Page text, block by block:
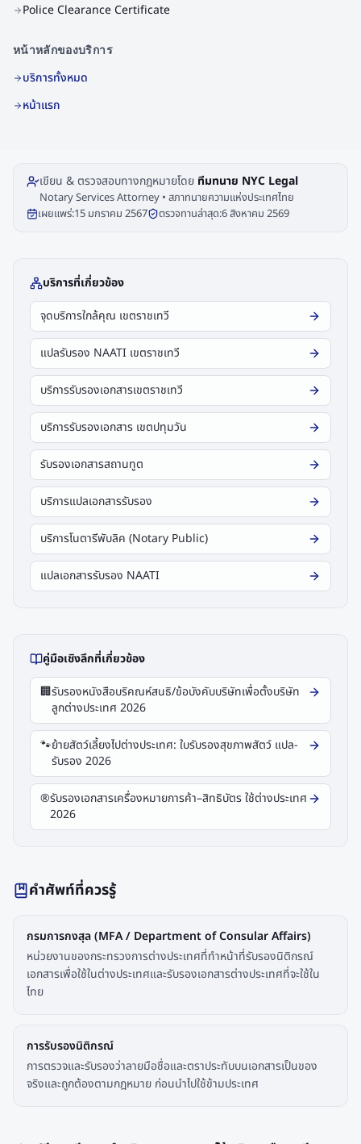
Police Clearance Certificate
หน้าหลักของบริการ
บริการทั้งหมด
หน้าแรก
เขียน & ตรวจสอบทางกฎหมายโดย ทีมทนาย NYC Legal
Notary Services Attorney • สภาทนายความแห่งประเทศไทย
เผยแพร่:15 มกราคม 2567 ตรวจทานล่าสุด:6 สิงหาคม 2569
บริการที่เกี่ยวข้อง
จุดบริการใกล้คุณ เขตราชเทวี
แปลรับรอง NAATI เขตราชเทวี
บริการรับรองเอกสารเขตราชเทวี
บริการรับรองเอกสาร เขตปทุมวัน
รับรองเอกสารสถานทูต
บริการแปลเอกสารรับรอง
บริการโนตารีพับลิค (Notary Public)
แปลเอกสารรับรอง NAATI
คู่มือเชิงลึกที่เกี่ยวข้อง
🏢รับรองหนังสือบริคณห์สนธิ/ข้อบังคับบริษัทเพื่อตั้งบริษัท
ลูกต่างประเทศ 2026
🐾ย้ายสัตว์เลี้ยงไปต่างประเทศ: ใบรับรองสุขภาพสัตว์ แปล-
รับรอง 2026
®️รับรองเอกสารเครื่องหมายการค้า–สิทธิบัตร ใช้ต่างประเทศ
2026
คำศัพท์ที่ควรรู้
กรมการกงสุล (MFA / Department of Consular Affairs)
หน่วยงานของกระทรวงการต่างประเทศที่ทำหน้าที่รับรองนิติกรณ์
เอกสารเพื่อใช้ในต่างประเทศและรับรองเอกสารต่างประเทศที่จะใช้ใน
ไทย
การรับรองนิติกรณ์
การตรวจและรับรองว่าลายมือชื่อและตราประทับบนเอกสารเป็นของ
จริงและถูกต้องตามกฎหมาย ก่อนนำไปใช้ข้ามประเทศ